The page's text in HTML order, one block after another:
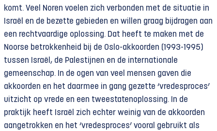
komt. Veel Noren voelen zich verbonden met de situatie in
Israël en de bezette gebieden en willen graag bijdragen aan
een rechtvaardige oplossing. Dat heeft te maken met de
Noorse betrokkenheid bij de Oslo-akkoorden (1993-1995)
tussen Israël, de Palestijnen en de internationale
gemeenschap. In de ogen van veel mensen gaven die
akkoorden en het daarmee in gang gezette ‘vredesproces’
uitzicht op vrede en een tweestatenoplossing. In de
praktijk heeft Israël zich echter weinig van de akkoorden
aangetrokken en het ‘vredesproces’ vooral gebruikt als